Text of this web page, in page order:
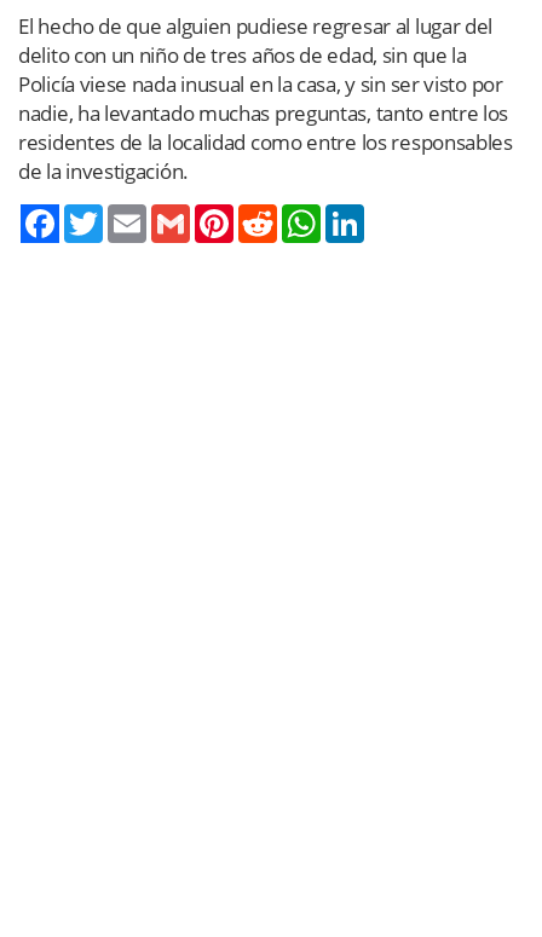
El hecho de que alguien pudiese regresar al lugar del
delito con un niño de tres años de edad, sin que la
Policía viese nada inusual en la casa, y sin ser visto por
nadie, ha levantado muchas preguntas, tanto entre los
residentes de la localidad como entre los responsables
de la investigación.
TwitterEmail Gmail PinterestReddit WhatsApp